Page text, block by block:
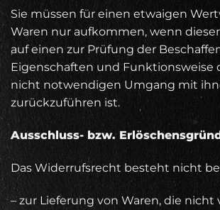
Sie müssen für einen etwaigen
Waren nur aufkommen, wenn
auf einen zur Prüfung der
Eigenschaften und Funktionsweise
nicht notwendigen Umgang mit
zurückzuführen ist.
Ausschluss- bzw.
Das Widerrufsrecht besteht nicht
– zur Lieferung von Waren, die